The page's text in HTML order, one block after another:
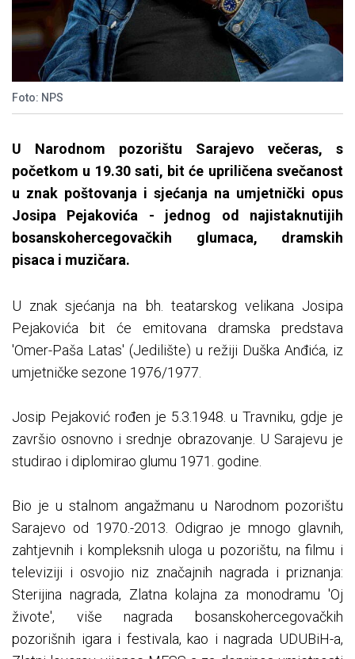
Foto: NPS
U Narodnom pozorištu Sarajevo večeras, s
početkom u 19.30 sati, bit će upriličena svečanost
u znak poštovanja i sjećanja na umjetnički opus
Josipa Pejakovića - jednog od najistaknutijih
bosanskohercegovačkih glumaca, dramskih
pisaca i muzičara.
U znak sjećanja na bh. teatarskog velikana Josipa
Pejakovića bit će emitovana dramska predstava
'Omer-Paša Latas' (Jedilište) u režiji Duška Anđića, iz
umjetničke sezone 1976/1977.
Josip Pejaković rođen je 5.3.1948. u Travniku, gdje je
završio osnovno i srednje obrazovanje. U Sarajevu je
studirao i diplomirao glumu 1971. godine.
Bio je u stalnom angažmanu u Narodnom pozorištu
Sarajevo od 1970.-2013. Odigrao je mnogo glavnih,
zahtjevnih i kompleksnih uloga u pozorištu, na filmu i
televiziji i osvojio niz značajnih nagrada i priznanja:
Sterijina nagrada, Zlatna kolajna za monodramu 'Oj
živote', više nagrada bosanskohercegovačkih
pozorišnih igara i festivala, kao i nagrada UDUBiH-a,